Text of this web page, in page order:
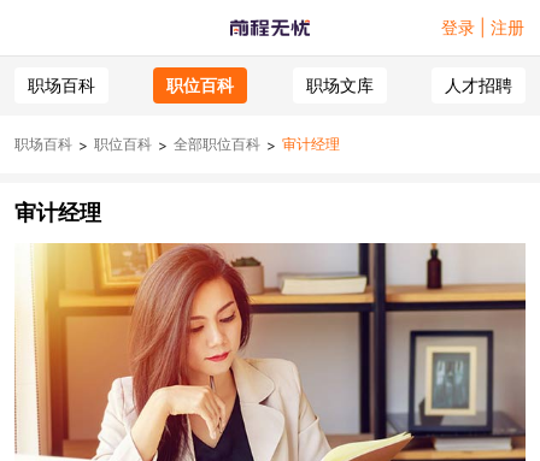
登录 | 注册
职场百科 职位百科 职场文库 人才招聘
职场百科 > 职位百科 > 全部职位百科 > 审计经理
审计经理